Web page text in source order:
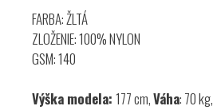
FARBA: ŽLTÁ
ZLOŽENIE: 100% NYLON
GSM: 140
Výška modela: 177 cm,Váha: 70 kg,